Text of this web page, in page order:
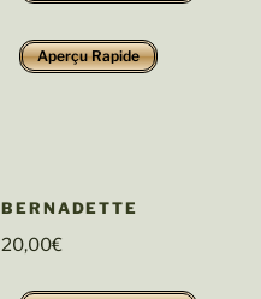
Aperçu Rapide
BERNADETTE
20,00€